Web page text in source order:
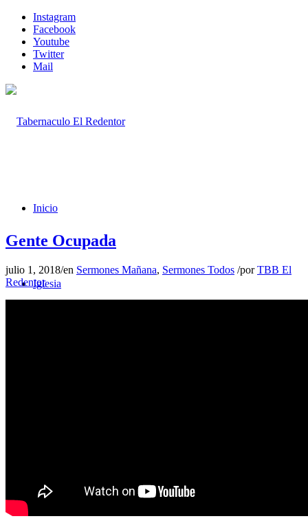
Instagram
Facebook
Youtube
Twitter
Mail
Inicio
Iglesia
Gente Ocupada
julio 1, 2018/en Sermones Mañana, Sermones Todos /porTBB El
Redentor